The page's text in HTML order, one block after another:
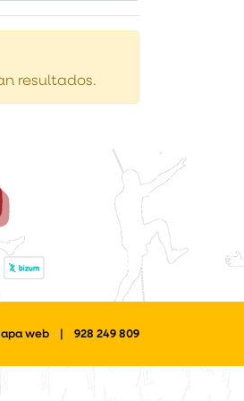
resultados.
web 928 249 809